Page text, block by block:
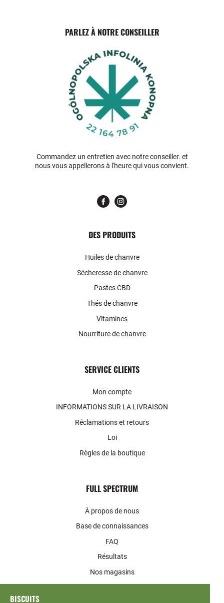
DES PRODUITS
Huiles de chanvre
Sécheresse de chanvre
Pastes CBD
Thés de chanvre
Vitamines
Nourriture de chanvre
SERVICE CLIENTS
Mon compte
INFORMATIONS SUR LA LIVRAISON
Réclamations et retours
Loi
Règles de la boutique
FULL SPECTRUM
À propos de nous
Base de connaissances
FAQ
Résultats
Nos magasins
PARLEZ À NOTRE CONSEILLER
Commandez un entretien avec notre conseiller. et
nous vous appellerons à l'heure qui vous convient.
BISCUITS